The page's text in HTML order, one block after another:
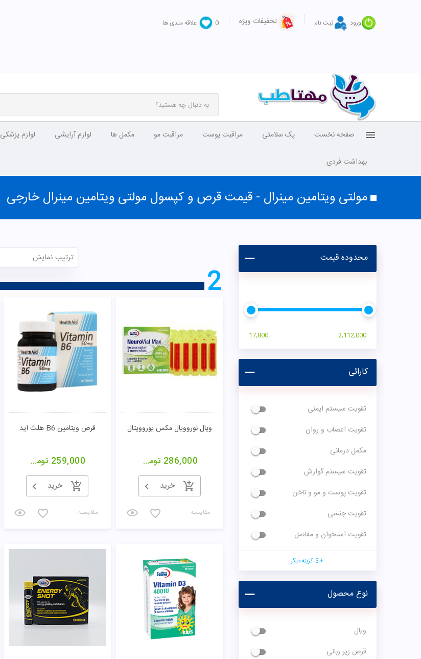
ورود ثبت نام تخفیفات ویژه 0 علاقه مندی ها
صفحه نخست پک سلامتی مراقبت پوست مراقبت مو مکمل ها لوازم آرایشی لوازم پزشکی
بهداشت فردی
مولتی ویتامین مینرال - قیمت قرص و کپسول مولتی ویتامین مینرال خارجی
محدوده قیمت
17,800 2,112,000
کارائی
تقویت سیستم ایمنی
تقویت اعصاب و روان
مکمل درمانی
تقویت سیستم گوارش
تقویت پوست و مو و ناخن
تقویت جنسی
تقویت استخوان و مفاصل
3 گزینه دیگر
نوع محصول
ویال
قرص زیر زبانی
ترتیب نمایش
2
ویال نوروویال مکس یوروویتال
286,000 تومان
خرید
مقایسـه
قرص ویتامین B6 هلث اید
259,000 تومان
خرید
مقایسـه
تومان